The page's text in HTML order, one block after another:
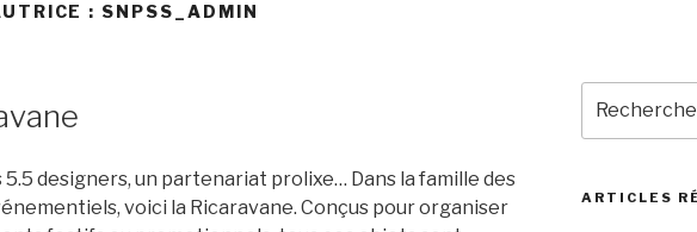
: SNPSS_ADMIN
5.5 designers, un partenariat prolixe… Dans la famille des
voici la Ricaravane. Conçus pour organiser
pour
:
ARTICLES